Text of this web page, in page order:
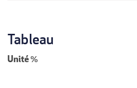
Tableau
Unité%